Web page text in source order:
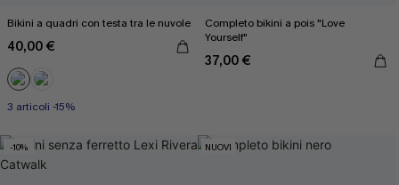
Bikini a quadri con testa tra le nuvole
40,00 €
3 articoli -15%
Completo bikini a pois "Love
Yourself"
37,00 €
-10% NUOVI